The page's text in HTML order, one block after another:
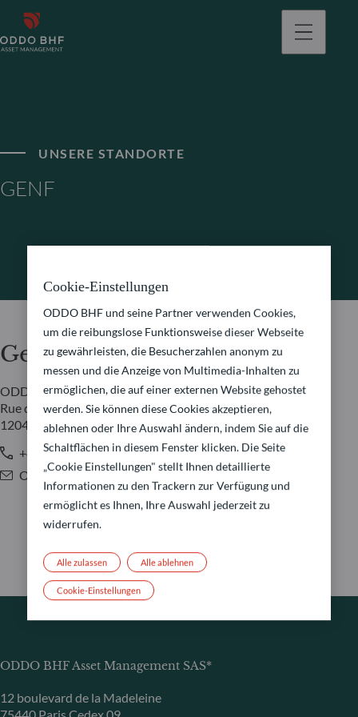
UNSERE STANDORTE
GENF
Genf
ODDO BHF Switzerland
Rue de Rhône 30
1204 Genf
+41 22 596 46 93
OBAM.Switzerland@oddo-bhf.com
ODDO BHF Asset Management SAS*
12 boulevard de la Madeleine
Cookie-Einstellungen
ODDO BHF und seine Partner verwenden Cookies,
um die reibungslose Funktionsweise dieser Webseite
zu gewährleisten, die Besucherzahlen anonym zu
messen und die Anzeige von Multimedia-Inhalten zu
ermöglichen, die auf einer externen Website gehostet
werden. Sie können diese Cookies akzeptieren,
ablehnen oder Ihre Auswahl ändern, indem Sie auf die
Schaltflächen in diesem Fenster klicken. Die Seite
„Cookie Einstellungen" stellt Ihnen detaillierte
Informationen zu den Trackern zur Verfügung und
ermöglicht es Ihnen, Ihre Auswahl jederzeit zu
widerrufen.
Alle ablehnen
Alle zulassen
Cookie-Einstellungen